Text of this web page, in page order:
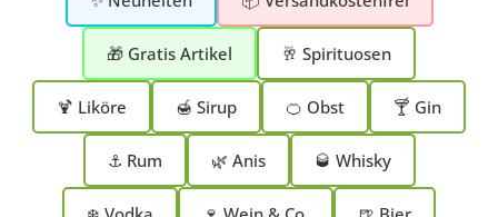
🎁 Gratis Artikel 🥂 Spirituosen
🍹 Liköre 🍯 Sirup 🍊 Obst 🍸 Gin
⚓ Rum 🌿 Anis 🥃 Whisky